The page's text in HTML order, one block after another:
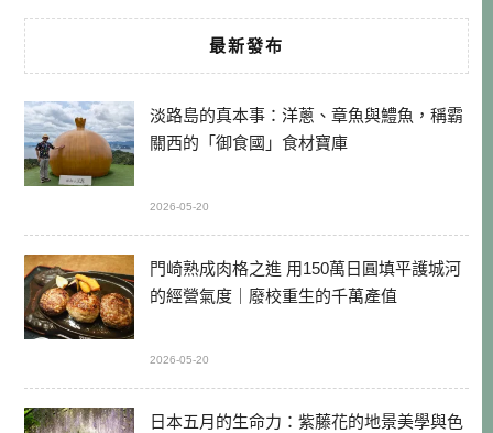
最新發布
淡路島的真本事：洋蔥、章魚與鱧魚，稱霸
關西的「御食國」食材寶庫
2026-05-20
門崎熟成肉格之進 用150萬日圓填平護城河
的經營氣度｜廢校重生的千萬產值
2026-05-20
日本五月的生命力：紫藤花的地景美學與色